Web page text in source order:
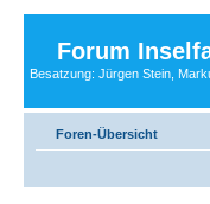
Forum
Besatzung: Jürgen Stein,
Foren-Übersicht